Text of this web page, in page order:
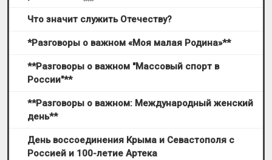
Что значит служить Отечеству?
*Разговоры о важном «Моя малая Родина»**
**Разговоры о важном "Массовый спорт в
России"**
**Разговоры о важном: Международный женский
день**
День воссоединения Крыма и Севастополя с
Россией и 100-летие Артека